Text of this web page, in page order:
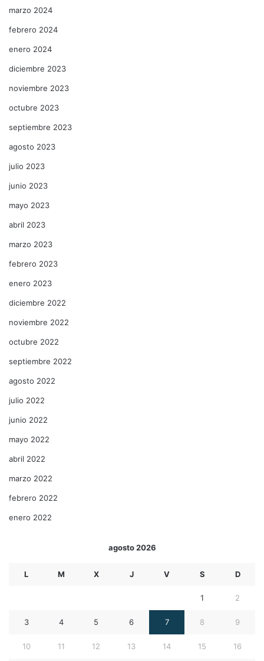
marzo 2024
febrero 2024
enero 2024
diciembre 2023
noviembre 2023
octubre 2023
septiembre 2023
agosto 2023
julio 2023
junio 2023
mayo 2023
abril 2023
marzo 2023
febrero 2023
enero 2023
diciembre 2022
noviembre 2022
octubre 2022
septiembre 2022
agosto 2022
julio 2022
junio 2022
mayo 2022
abril 2022
marzo 2022
febrero 2022
enero 2022
agosto 2026
L M X J V S D
1 2
3 4 5 6 7 8 9
10 11 12 13 14 15 16